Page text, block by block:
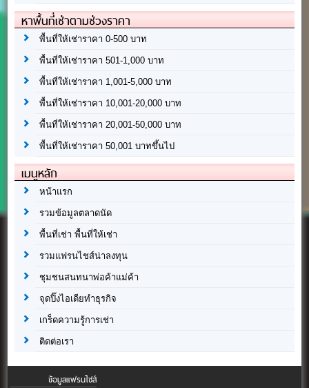
หาพื้นที่เช่าตามช่วงราคา
พื้นที่ให้เช่าราคา 0-500 บาท
พื้นที่ให้เช่าราคา 501-1,000 บาท
พื้นที่ให้เช่าราคา 1,001-5,000 บาท
พื้นที่ให้เช่าราคา 10,001-20,000 บาท
พื้นที่ให้เช่าราคา 20,001-50,000 บาท
พื้นที่ให้เช่าราคา 50,001 บาทขึ้นไป
เมนูหลัก
หน้าแรก
รวมข้อมูลตลาดนัด
พื้นที่เช่า พื้นที่ให้เช่า
รวมแฟรนไชส์น่าลงทุน
ชุมชนสนทนาพ่อค้าแม่ค้า
จุดปิ๊งไอเดียทำธุรกิจ
เกร็ดความรู้การเช่า
ติดต่อเรา
ข้อมูลแฟรนไชส์